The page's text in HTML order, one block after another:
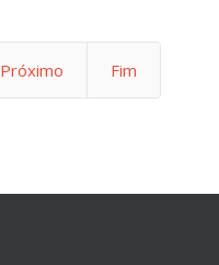
Próximo Fim